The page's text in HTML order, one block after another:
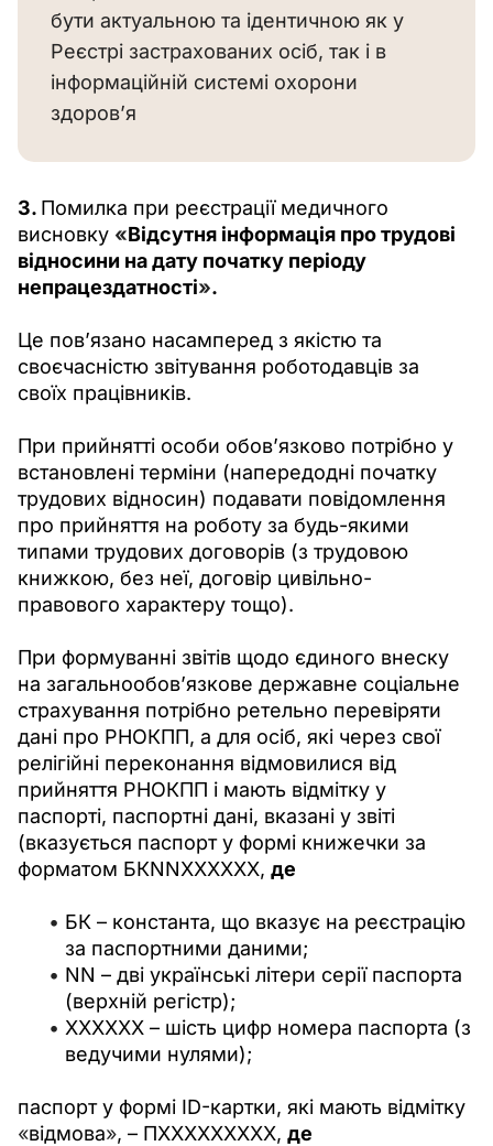
бути актуальною та ідентичною як у
Реєстрі застрахованих осіб, так і в
інформаційній системі охорони
здоров’я
3. Помилка при реєстрації медичного
висновку «Відсутня інформація про трудові
відносини на дату початку періоду
непрацездатності».
Це пов’язано насамперед з якістю та
своєчасністю звітування роботодавців за
своїх працівників.
При прийнятті особи обов’язково потрібно у
встановлені терміни (напередодні початку
трудових відносин) подавати повідомлення
про прийняття на роботу за будь-якими
типами трудових договорів (з трудовою
книжкою, без неї, договір цивільно-
правового характеру тощо).
При формуванні звітів щодо єдиного внеску
на загальнообов’язкове державне соціальне
страхування потрібно ретельно перевіряти
дані про РНОКПП, а для осіб, які через свої
релігійні переконання відмовилися від
прийняття РНОКПП і мають відмітку у
паспорті, паспортні дані, вказані у звіті
(вказується паспорт у формі книжечки за
форматом БКNNXXXXXX, де
БК – константа, що вказує на реєстрацію
за паспортними даними;
NN – дві українські літери серії паспорта
(верхній регістр);
XXXXXX – шість цифр номера паспорта (з
ведучими нулями);
паспорт у формі ID-картки, які мають відмітку
«відмова», – ПХХХХХХХХХ, де